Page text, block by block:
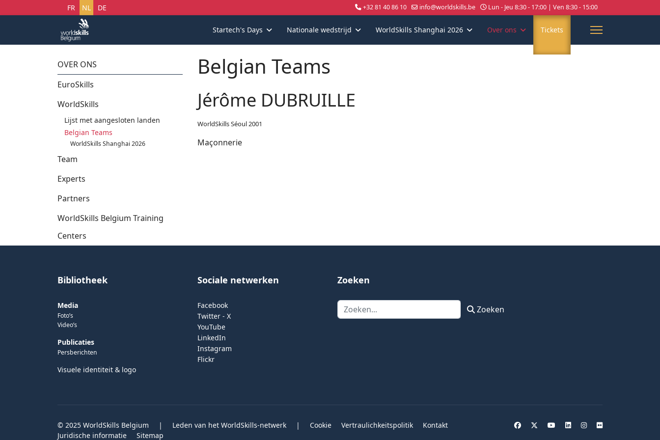
Selecteer uw taal
FR NL DE +32 81 40 86 10 info@worldskills.be Lun - Jeu 8:30 - 17:00 | Ven 8:30 - 15:00
Startech's Days Nationale wedstrijd WorldSkills Shanghai 2026 Over ons Tickets
OVER ONS
EuroSkills
WorldSkills
Lijst met aangesloten landen
Belgian Teams
WorldSkills Shanghai 2026
Team
Experts
Partners
WorldSkills Belgium Training
Centers
Belgian Teams
Jérôme DUBRUILLE
WorldSkills Séoul 2001
Maçonnerie
Bibliotheek
Media
Foto’s
Video’s
Publicaties
Persberichten
Visuele identiteit & logo
Sociale netwerken
Facebook
Twitter - X
YouTube
LinkedIn
Instagram
Flickr
Zoeken
Zoeken Zoeken
© 2025 WorldSkills Belgium | Leden van het WorldSkills-netwerk | Cookie Vertraulichkeitspolitik
Kontakt
Juridische informatie
Sitemap